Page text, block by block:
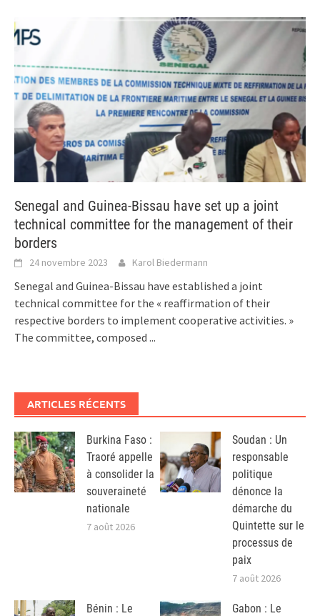
Senegal and Guinea-Bissau have set up a joint
technical committee for the management of their
borders
24 novembre 2023 Karol Biedermann
Senegal and Guinea-Bissau have established a joint
technical committee for the « reaffirmation of their
respective borders to implement cooperative activities. »
The committee, composed ...
ARTICLES RÉCENTS
Burkina Faso :
Traoré appelle
à consolider la
souveraineté
nationale
7 août 2026
Soudan : Un
responsable
politique
dénonce la
démarche du
Quintette sur le
processus de
paix
7 août 2026
Bénin : Le
Gabon : Le